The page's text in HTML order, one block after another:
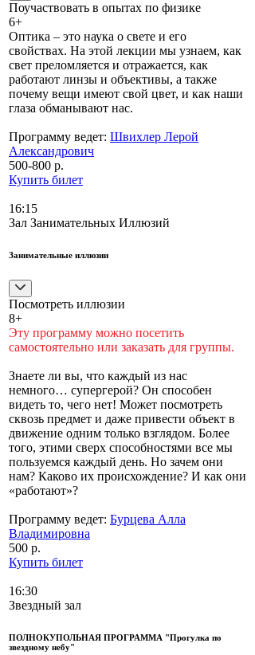
Поучаствовать в опытах по физике
6+
Оптика – это наука о свете и его
свойствах. На этой лекции мы узнаем, как
свет преломляется и отражается, как
работают линзы и объективы, а также
почему вещи имеют свой цвет, и как наши
глаза обманывают нас.
Программу ведет: Швихлер Лерой
Александрович
500-800 р.
Купить билет
16:15
Зал Занимательных Иллюзий
Занимательные иллюзии
Посмотреть иллюзии
8+
Эту программу можно посетить
самостоятельно или заказать для группы.
Знаете ли вы, что каждый из нас
немного… супергерой? Он способен
видеть то, чего нет! Может посмотреть
сквозь предмет и даже привести объект в
движение одним только взглядом. Более
того, этими сверх способностями все мы
пользуемся каждый день. Но зачем они
нам? Каково их происхождение? И как они
«работают»?
Программу ведет: Бурцева Алла
Владимировна
500 р.
Купить билет
16:30
Звездный зал
ПОЛНОКУПОЛЬНАЯ ПРОГРАММА "Прогулка по
звездному небу"